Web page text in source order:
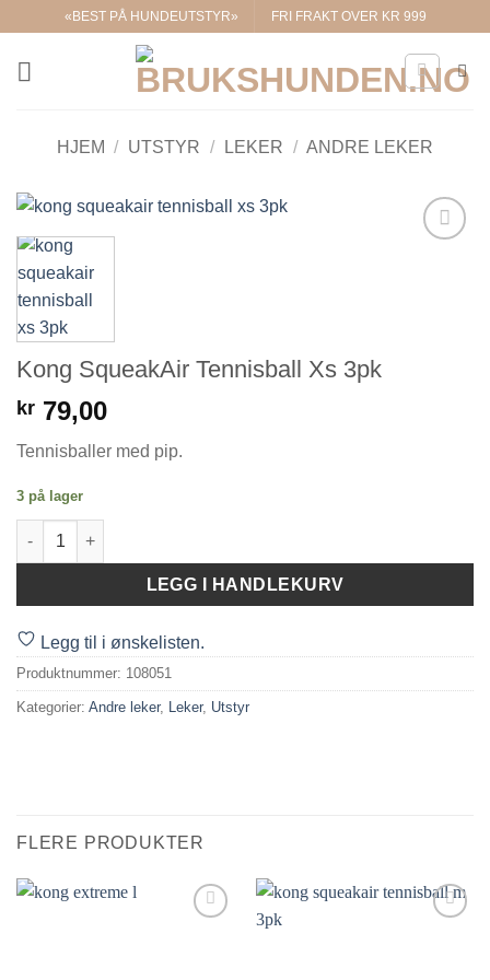
content
«BEST PÅ HUNDEUTSTYR» FRI FRAKT OVER KR 999
HJEM / UTSTYR / LEKER / ANDRE LEKER
Kong SqueakAir Tennisball Xs 3pk
kr 79,00
Tennisballer med pip.
3 på lager
Kong SqueakAir Tennisball Xs 3pk antall
LEGG I HANDLEKURV
Legg til i ønskelisten.
Produktnummer: 108051
Kategorier: Andre leker, Leker, Utstyr
FLERE PRODUKTER